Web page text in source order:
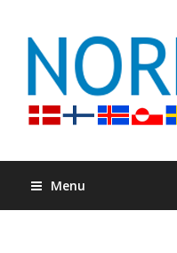
Menu